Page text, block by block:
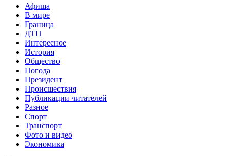
Афиша
В мире
Граница
ДТП
Интересное
История
Общество
Погода
Президент
Происшествия
Публикации читателей
Разное
Спорт
Транспорт
Фото и видео
Экономика